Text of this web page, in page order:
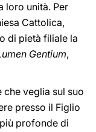
loro unità. Per
Cattolica,
di pietà filiale la
Gentium,
che veglia sul suo
presso il Figlio
profonde di